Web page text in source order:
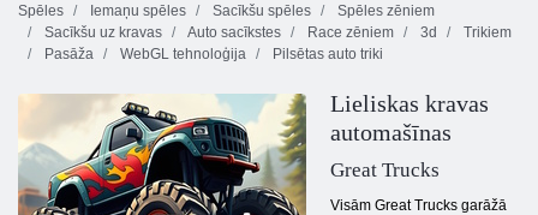
Spēles
Iemaņu spēles Sacīkšu spēles
Spēles zēniem
Sacīkšu uz kravas
Auto sacīkstes Race zēniem 3d
Trikiem
Pasāža
WebGL tehnoloģija Pilsētas auto triki
Lieliskas kravas
automašīnas
Great Trucks
Visām Great Trucks garāžā